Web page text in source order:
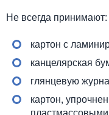
Не всегда принимают:
картон с
канцелярская
глянцевую
картон,